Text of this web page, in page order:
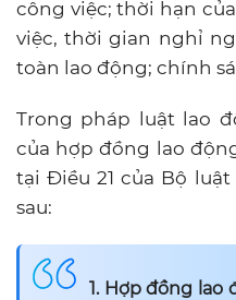
công việc; thời hạn
việc, thời gian nghỉ
toàn lao động; chính
Trong pháp luật lao
của hợp đồng lao
tại Điều 21 của Bộ
sau:
1. Hợp đồng lao